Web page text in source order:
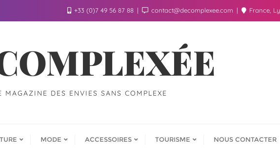
+33 (0)7 49 56 87 88 contact@decomplexee.com France,
MAGAZINE DES ENVIES SANS COMPLEXE
MODE ACCESSOIRES TOURISME NOUS CONTACTER